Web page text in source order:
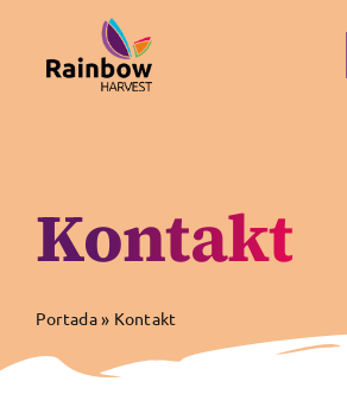
content
PRODUKTE
Kontakt
Portada» Kontakt